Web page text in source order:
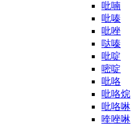
吡喃
吡嗪
吡唑
哒嗪
吡啶
嘧啶
吡咯
吡咯烷
吡咯啉
喹唑啉